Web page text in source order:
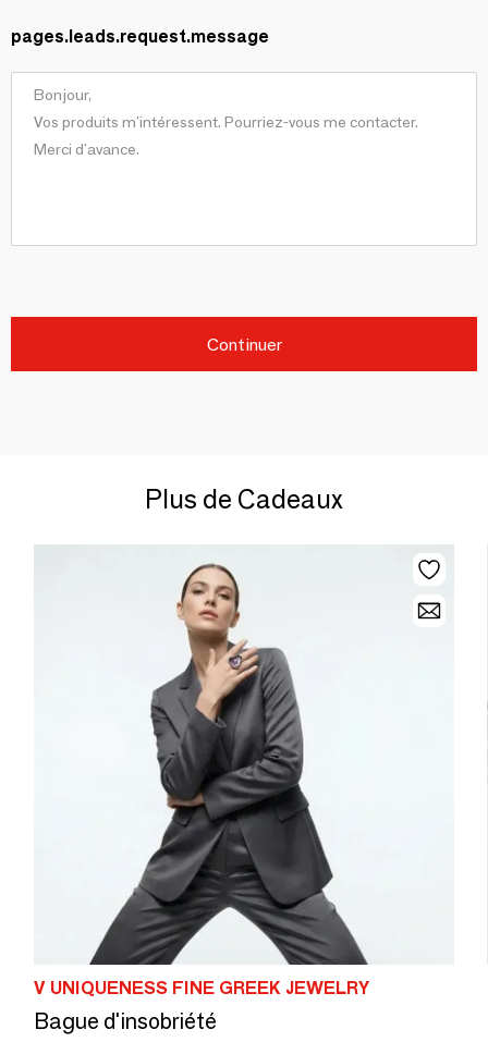
pages.leads.request.message
Continuer
Plus de Cadeaux
V UNIQUENESS FINE GREEK JEWELRY
Bague d'insobriété